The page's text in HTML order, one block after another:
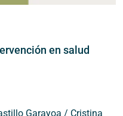
en salud
Garayoa / Cristina